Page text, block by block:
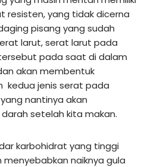
resisten, yang tidak dicerna
pisang yang sudah
larut, serat larut pada
pada saat di dalam
akan membentuk
kedua jenis serat pada
nantinya akan
setelah kita makan.
karbohidrat yang tinggi
naiknya gula